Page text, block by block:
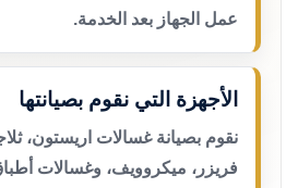
عمل الجهاز بعد الخدمة.
الأجهزة التي نقوم بصيانتها
نقوم بصيانة غسالات اريستون،
فريزر، ميكروويف، وغسالات